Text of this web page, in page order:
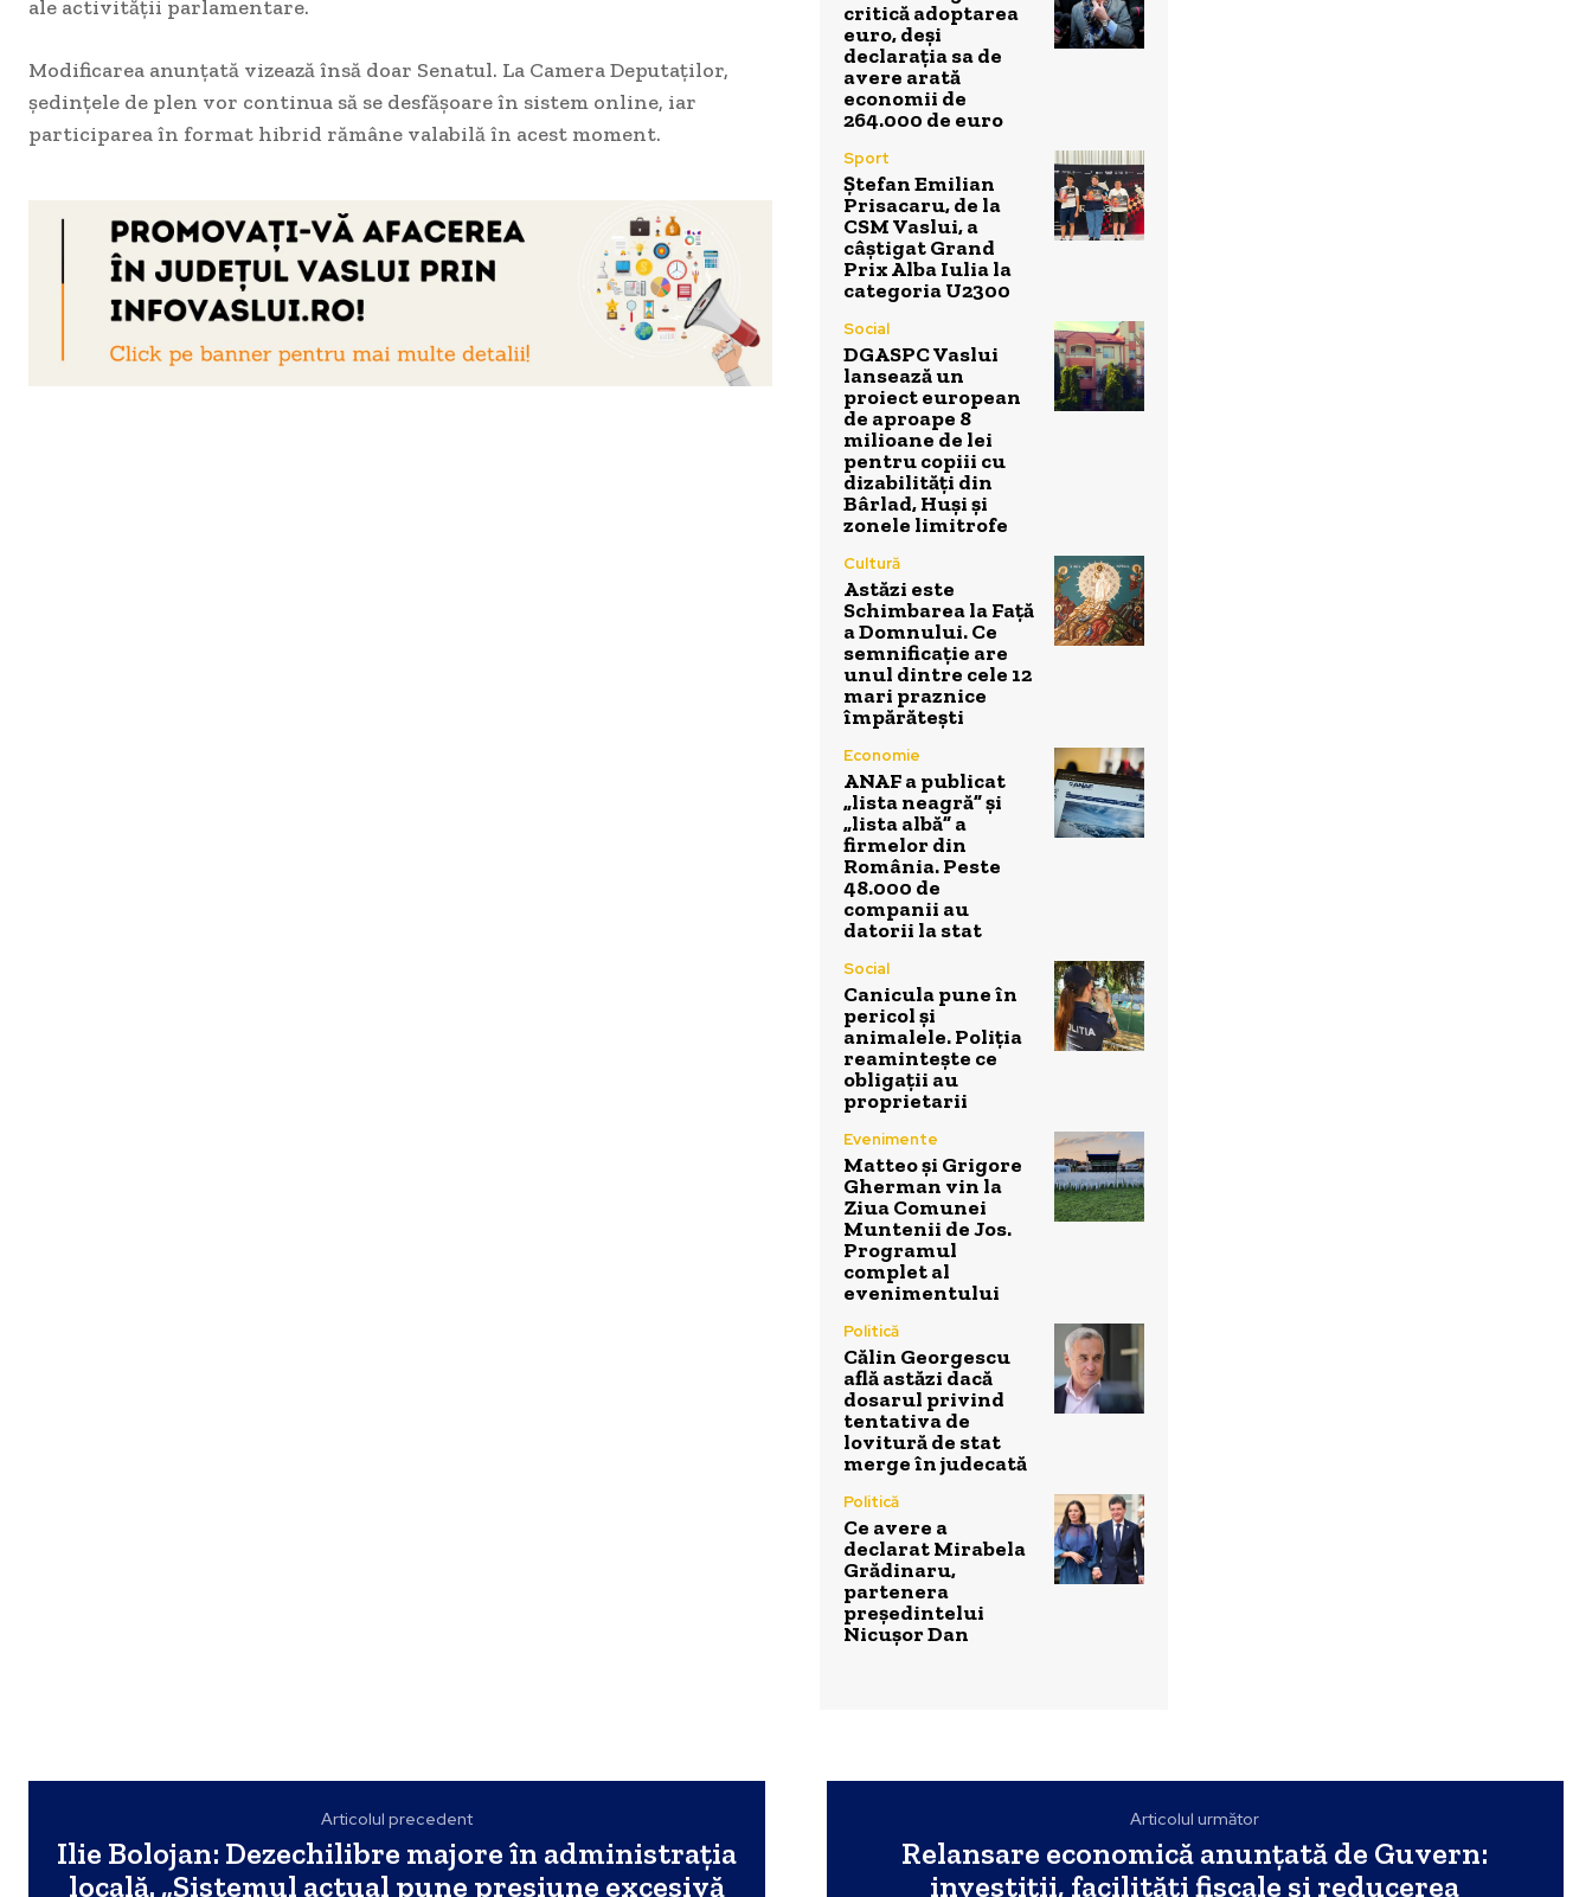
ale activității parlamentare.
Modificarea anunțată vizează însă doar Senatul. La Camera Deputaților,
ședințele de plen vor continua să se desfășoare în sistem online, iar
participarea în format hibrid rămâne valabilă în acest moment.
critică adoptarea
euro, deși
declarația sa de
avere arată
economii de
264.000 de euro
Sport
Ștefan Emilian
Prisacaru, de la
CSM Vaslui, a
câștigat Grand
Prix Alba Iulia la
categoria U2300
Social
DGASPC Vaslui
lansează un
proiect european
de aproape 8
milioane de lei
pentru copiii cu
dizabilități din
Bârlad, Huși și
zonele limitrofe
Cultură
Astăzi este
Schimbarea la Față
a Domnului. Ce
semnificație are
unul dintre cele 12
mari praznice
împărătești
Economie
ANAF a publicat
„lista neagră” și
„lista albă” a
firmelor din
România. Peste
48.000 de
companii au
datorii la stat
Social
Canicula pune în
pericol și
animalele. Poliția
reamintește ce
obligații au
proprietarii
Evenimente
Matteo și Grigore
Gherman vin la
Ziua Comunei
Muntenii de Jos.
Programul
complet al
evenimentului
Politică
Călin Georgescu
află astăzi dacă
dosarul privind
tentativa de
lovitură de stat
merge în judecată
Politică
Ce avere a
declarat Mirabela
Grădinaru,
partenera
președintelui
Nicușor Dan
Articolul precedent
Ilie Bolojan: Dezechilibre majore în administrația
locală. „Sistemul actual pune presiune excesivă
Articolul următor
Relansare economică anunțată de Guvern:
investiții, facilități fiscale și reducerea